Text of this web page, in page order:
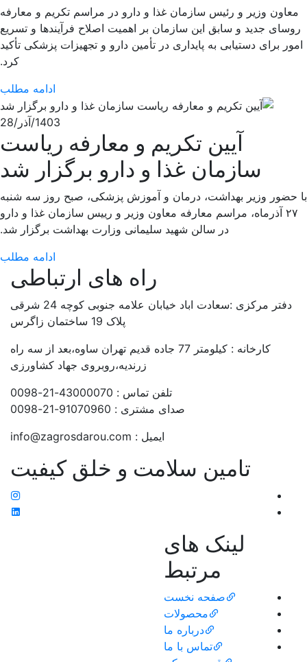
معاون وزیر و رئیس سازمان غذا و دارو در مراسم تکریم و معارفه
روسای جدید و سابق این سازمان بر اهمیت اصلاح فرآیندها و تسریع
امور برای دستیابی به پایداری در تأمین دارو و تجهیزات پزشکی تأکید
کرد.
ادامه مطلب
1403/آذر/28
آیین تکریم و معارفه ریاست
سازمان غذا و دارو برگزار شد
با حضور وزیر بهداشت، درمان و آموزش پزشکی، صبح روز سه شنبه
۲۷ آذرماه، مراسم معارفه معاون وزیر و رییس سازمان غذا و دارو
در سالن شهید سلیمانی وزارت بهداشت برگزار شد.
ادامه مطلب
راه های ارتباطی
دفتر مرکزی :سعادت اباد خیابان علامه جنوبی کوچه 24 شرقی
پلاک 19 ساختمان زاگرس
کارخانه :
کیلومتر 77 جاده قدیم تهران ساوه،بعد از سه راه
زرندیه،روبروی جهاد کشاورزی
تلفن تماس : 43000070-21-0098
صدای مشتری : 91070960-21-0098
ایمیل : info@zagrosdarou.com
تامین سلامت و خلق کیفیت
لینک های
مرتبط
صفحه نخست
محصولات
درباره ما
تماس با ما